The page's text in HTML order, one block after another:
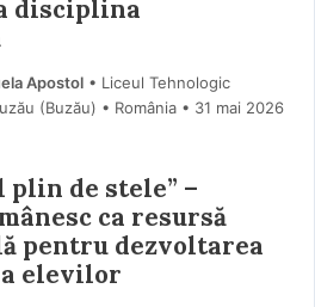
disciplina
Apostol• Liceul Tehnologic
(Buzău) • România
31 mai 2026
plin de stele” –
ca resursă
pentru dezvoltarea
elevilor